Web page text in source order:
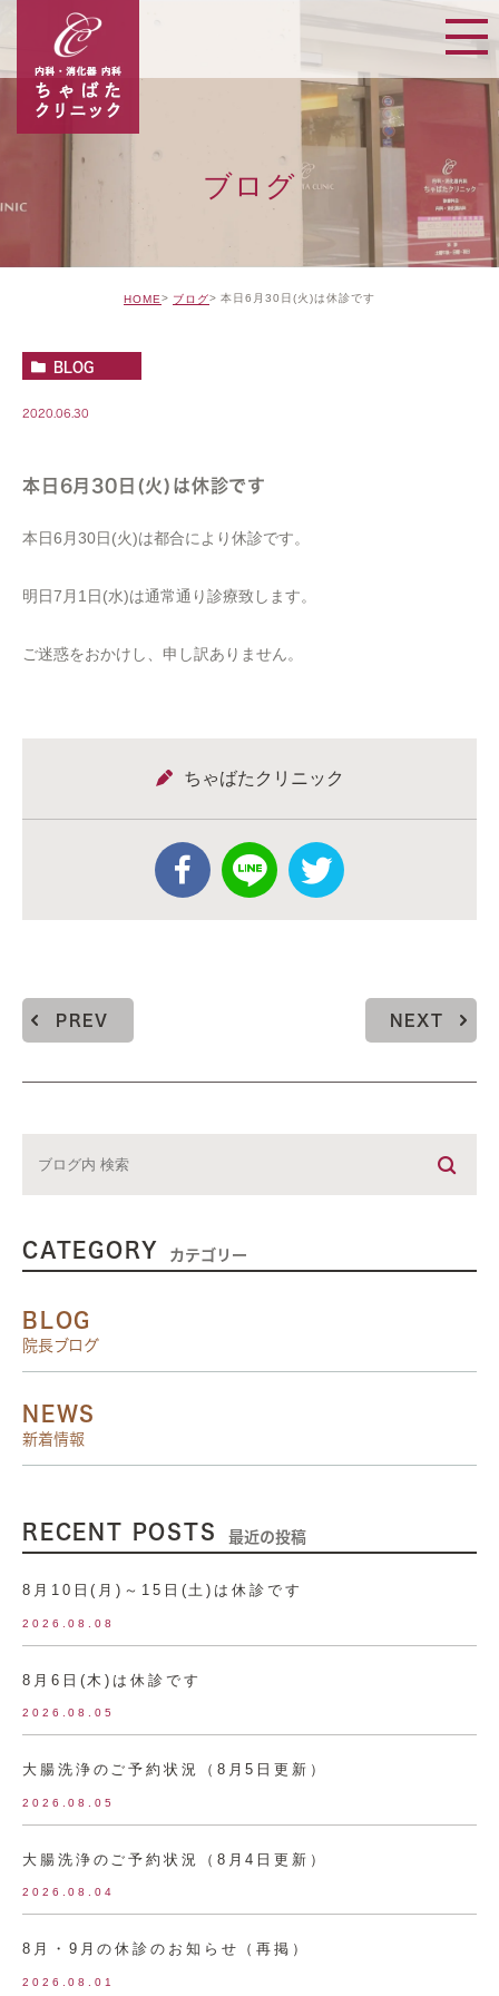
ブログ
HOME ブログ 本日6月30日(火)は休診です
BLOG
2020.06.30
本日6月30日(火)は休診です
本日6月30日(火)は都合により休診です。
明日7月1日(水)は通常通り診療致します。
ご迷惑をおかけし、申し訳ありません。
ちゃばたクリニック
PREV NEXT
CATEGORY カテゴリー
BLOG
院長ブログ
NEWS
新着情報
RECENT POSTS 最近の投稿
8月10日(月)～15日(土)は休診です
2026.08.08
8月6日(木)は休診です
2026.08.05
大腸洗浄のご予約状況（8月5日更新）
2026.08.05
大腸洗浄のご予約状況（8月4日更新）
2026.08.04
8月・9月の休診のお知らせ（再掲）
2026.08.01